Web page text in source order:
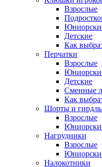
Взрослые
Детские
Как
Перчатки
Взрослые
Детские
Сменные
Как
Шорты и
Взрослые
Нагрудники
Взрослые
Налокотники